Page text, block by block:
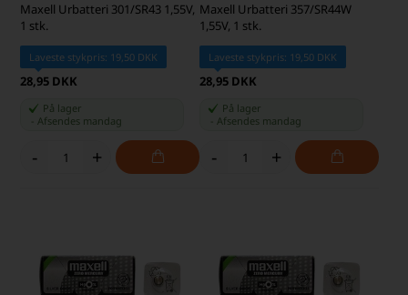
Maxell Urbatteri 301/SR43 1,55V,
1 stk.
Laveste stykpris: 19,50 DKK
28,95 DKK
På lager
-Afsendes mandag
- +
Maxell Urbatteri 357/SR44W
1,55V, 1 stk.
Laveste stykpris: 19,50 DKK
28,95 DKK
På lager
Afsendes mandag
- +